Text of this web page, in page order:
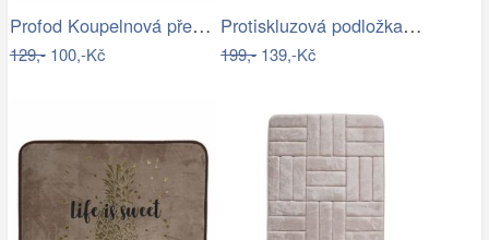
Profod Koupelnová předložka 2S bílá…
129,-100,-Kč
Protiskluzová podložka do koupelny…
199,-139,-Kč